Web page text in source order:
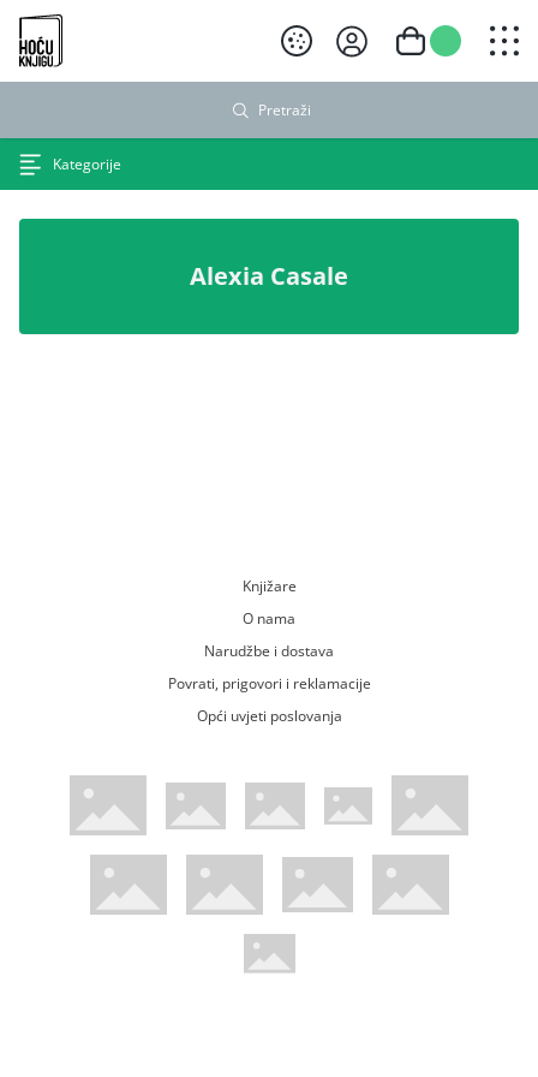
Hoću knjigu crni logo
Pretraži
Kategorije
Alexia Casale
Knjižare
O nama
Narudžbe i dostava
Povrati, prigovori i reklamacije
Opći uvjeti poslovanja
WsPay web stranicaMaestro web stranicaMastercard web stranicaAmerican Express web stranica
Visa web stranica
Diners web stranicaTrustwave certificiranoMastercard sigurnosni kod web
Pci Dss certificirano
Verified by Visa web stranica